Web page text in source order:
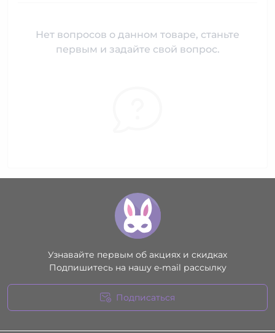
Нет вопросов о данном товаре, станьте
первым и задайте свой вопрос.
Узнавайте первым об акциях и скидках
Подпишитесь на нашу e-mail рассылку
Подписаться